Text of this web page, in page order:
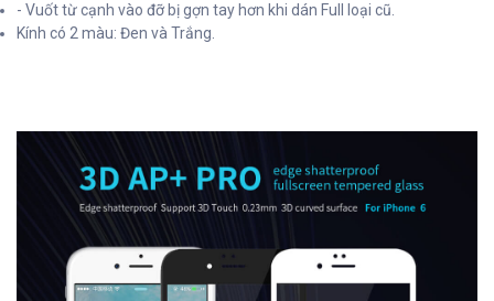
- Vuốt từ cạnh vào đỡ bị gợn tay hơn khi dán Full loại cũ.
Kính có 2 màu: Đen và Trắng.